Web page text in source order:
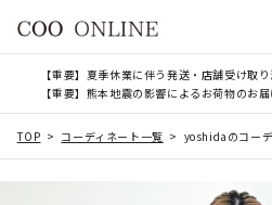
【重要】夏季休業に伴う発送・店舗受け取
【重要】熊本地震の影響によるお荷物のお
TOP コーディネート一覧 yoshidaのコー